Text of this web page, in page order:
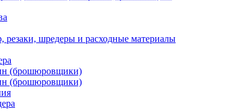
резаки, шредеры и расходные материалы
(брошюровщики)
(брошюровщики)